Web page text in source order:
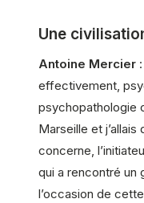
Une
Antoine Mercier
effectivement,
psychopathologie
Marseille et
concerne,
qui a rencontré un
l’occasion de